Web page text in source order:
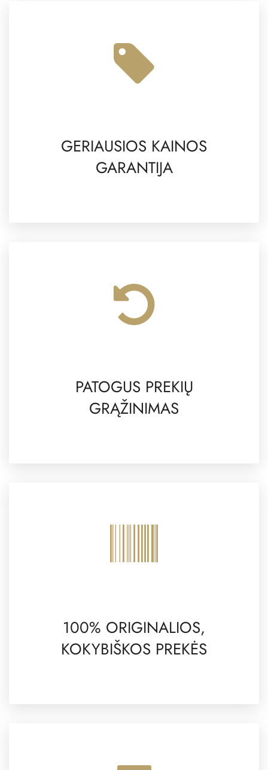
GERIAUSIOS KAINOS
GARANTIJA
PATOGUS PREKIŲ
GRĄŽINIMAS
100% ORIGINALIOS,
KOKYBIŠKOS PREKĖS